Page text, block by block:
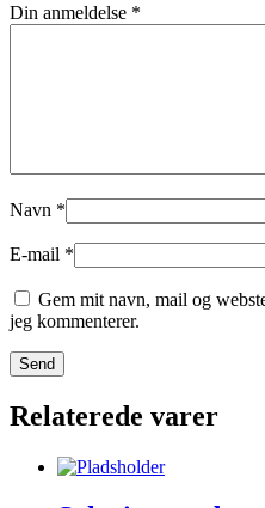
Din anmeldelse *
Navn *
E-mail *
Gem mit navn, mail og
jeg kommenterer.
Relaterede varer